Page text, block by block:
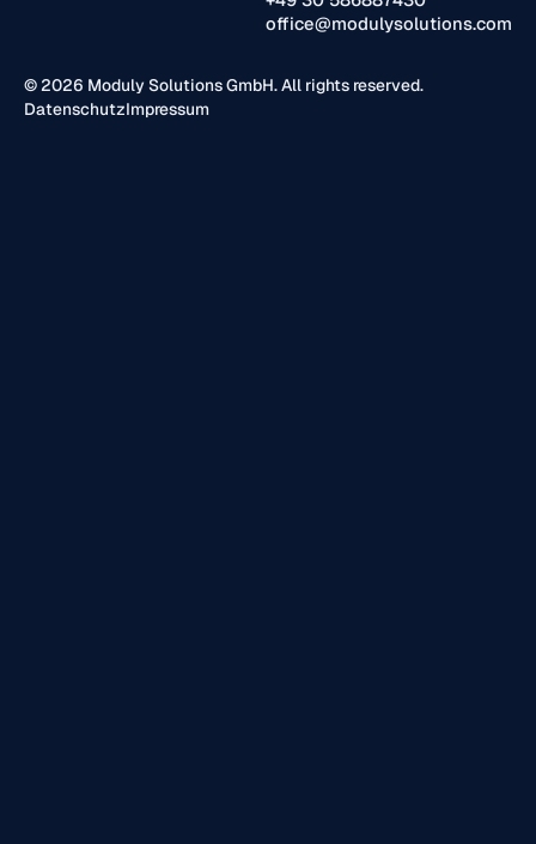
office@modulysolutions.com
© 2026 Moduly Solutions GmbH. All rights reserved.
DatenschutzImpressum